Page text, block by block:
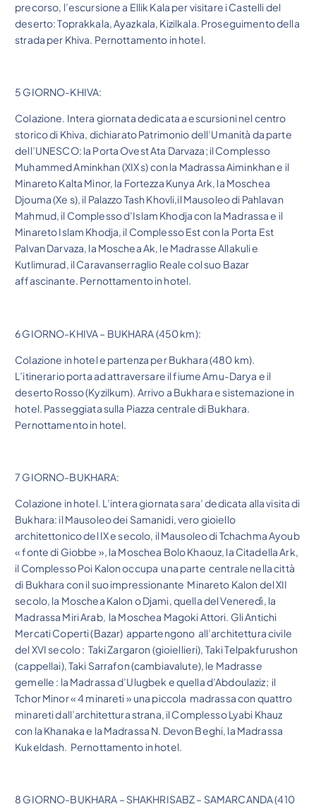
precorso, l’escursione a Ellik Kala per visitare i Castelli del
deserto: Toprakkala, Ayazkala, Kizilkala. Proseguimento della
strada per Khiva. Pernottamento in hotel.
5 GIORNO-KHIVA:
Colazione. Intera giornata dedicata a escursioni nel centro
storico di Khiva, dichiarato Patrimonio dell’Umanità da parte
dell’UNESCO: la Porta Ovest Ata Darvaza; il Complesso
Muhammed Aminkhan (XIX s) con la Madrassa Aiminkhan e il
Minareto Kalta Minor, la Fortezza Kunya Ark, la Moschea
Djouma (Xe s), il Palazzo Tash Khovli,il Mausoleo di Pahlavan
Mahmud, il Complesso d’Islam Khodja con la Madrassa e il
Minareto Islam Khodja, il Complesso Est con la Porta Est
Palvan Darvaza, la Moschea Ak, le Madrasse Allakuli e
Kutlimurad, il Caravanserraglio Reale col suo Bazar
affascinante. Pernottamento in hotel.
6 GIORNO-KHIVA – BUKHARA (450 km):
Colazione in hotel e partenza per Bukhara (480 km).
L’itinerario porta ad attraversare il fiume Amu-Darya e il
deserto Rosso (Kyzilkum). Arrivo a Bukhara e sistemazione in
hotel. Passeggiata sulla Piazza centrale di Bukhara.
Pernottamento in hotel.
7 GIORNO-BUKHARA:
Colazione in hotel. L’intera giornata sara’ dedicata alla visita di
Bukhara: il Mausoleo dei Samanidi, vero gioiello
architettonico del IX e secolo, il Mausoleo di Tchachma Ayoub
« fonte di Giobbe », la Moschea Bolo Khaouz, la Citadella Ark,
il Complesso Poi Kalon occupa una parte centrale nella città
di Bukhara con il suo impressionante Minareto Kalon del XII
secolo, la Moschea Kalon o Djami, quella del Veneredì, la
Madrassa Miri Arab, la Moschea Magoki Attori. Gli Antichi
Mercati Coperti (Bazar) appartengono all’architettura civile
del XVI secolo : Taki Zargaron (gioiellieri), Taki Telpakfurushon
(cappellai), Taki Sarrafon (cambiavalute), le Madrasse
gemelle : la Madrassa d’Ulugbek e quella d’Abdoulaziz; il
Tchor Minor « 4 minareti » una piccola madrassa con quattro
minareti dall’architettura strana, il Complesso Lyabi Khauz
con la Khanaka e la Madrassa N. Devon Beghi, la Madrassa
Kukeldash. Pernottamento in hotel.
8 GIORNO-BUKHARA – SHAKHRISABZ – SAMARCANDA (410